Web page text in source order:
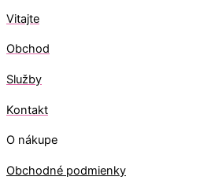
Vitajte
Obchod
Služby
Kontakt
O nákupe
Obchodné podmienky